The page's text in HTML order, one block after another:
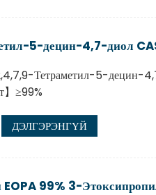
5-децин-4,7-диол
Тетраметил-5-децин-
≥99%
ДЭЛГЭРЭНГҮЙ
EOPA 99% 3-